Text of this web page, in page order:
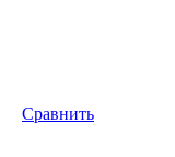
Сравнить